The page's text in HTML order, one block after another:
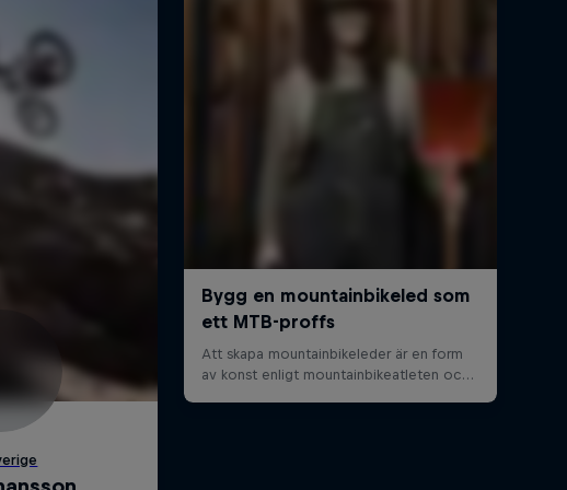
Emil Johanssons vinnaråk:
Crankworx Rotorua 2023
Emil Johanssons historiska
6:50 min